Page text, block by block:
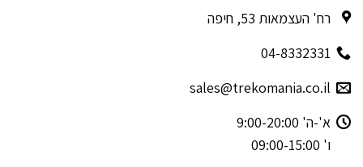
רח' העצמאות 53, חיפה
04-8332331
sales@trekomania.co.il
א'-ה' 9:00-20:00
ו' 09:00-15:00